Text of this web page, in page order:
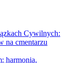
Cywilnych:
na cmentarzu
harmonia,